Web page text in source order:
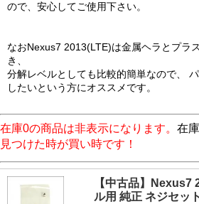
ので、安心してご使用下さい。
なおNexus7 2013(LTE)は金属ヘラとプラ
き、
分解レベルとしても比較的簡単なので、
したいという方にオススメです。
在庫0の商品は非表示になります。 在
見つけた時が買い時です！
【中古品】Nexus7
ル用 純正 ネジセット